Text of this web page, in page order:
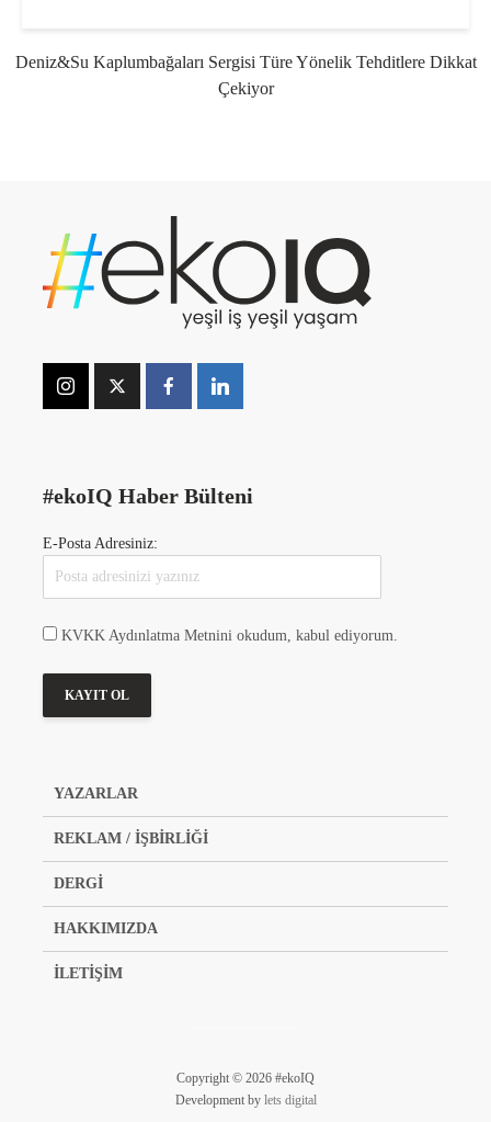
Deniz&Su Kaplumbağaları Sergisi Türe Yönelik Tehditlere Dikkat
Çekiyor
#ekoIQ Haber Bülteni
E-Posta Adresiniz:
KVKK Aydınlatma Metnini okudum, kabul ediyorum.
YAZARLAR
REKLAM / İŞBİRLİĞİ
DERGİ
HAKKIMIZDA
İLETİŞİM
Copyright © 2026 #ekoIQ
Development by lets digital